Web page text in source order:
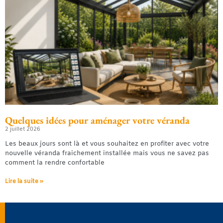
Quelques idées pour aménager votre véranda
2 juillet 2026
Les beaux jours sont là et vous souhaitez en profiter avec votre
nouvelle véranda fraichement installée mais vous ne savez pas
comment la rendre confortable
Lire la suite »